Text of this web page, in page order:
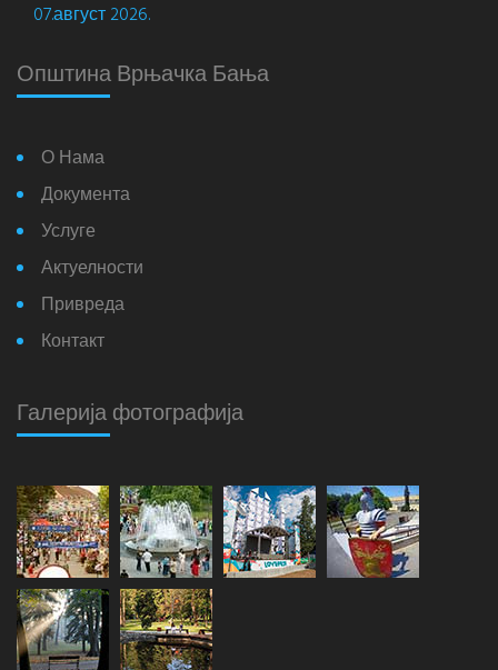
07.август 2026.
Општина Врњачка Бања
О Нама
Документа
Услуге
Актуелности
Привреда
Контакт
Галерија фотографија